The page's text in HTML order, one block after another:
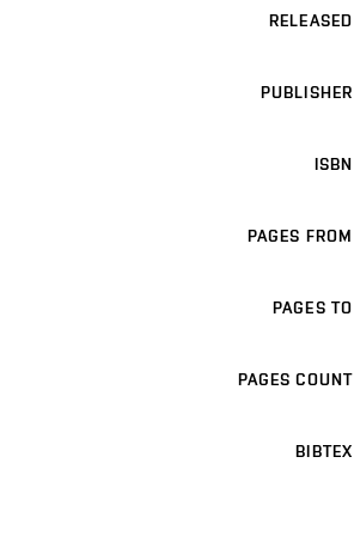
RELEASED
PUBLISHER
ISBN
PAGES FROM
PAGES TO
PAGES COUNT
BIBTEX